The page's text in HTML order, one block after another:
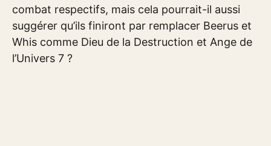
combat respectifs, mais cela pourrait-il aussi
suggérer qu’ils finiront par remplacer Beerus et
Whis comme Dieu de la Destruction et Ange de
l’Univers 7 ?